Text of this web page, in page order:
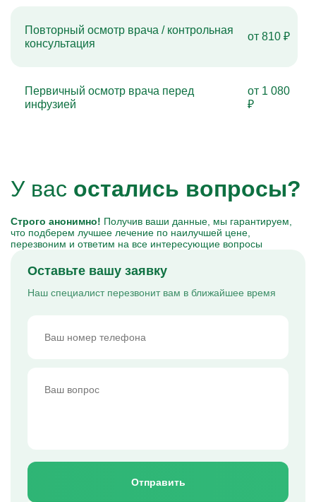
Повторный осмотр врача / контрольная
консультация
от 810 ₽
Первичный осмотр врача перед
инфузией
от 1 080
₽
У вас остались вопросы?
Строго анонимно! Получив ваши данные, мы гарантируем,
что подберем лучшее лечение по наилучшей цене,
перезвоним и ответим на все интересующие вопросы
Оставьте вашу заявку
Наш специалист перезвонит вам в ближайшее время
Отправить